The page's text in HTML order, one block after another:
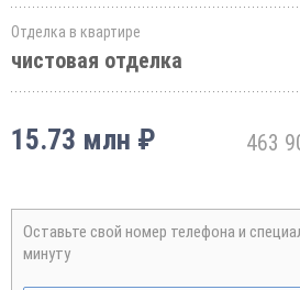
Отделка в квартире
чистовая отделка
15.73 млн ₽ 463
Оставьте свой номер телефона и
минуту